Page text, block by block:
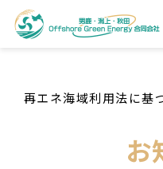
再エネ海域利用法に基
お